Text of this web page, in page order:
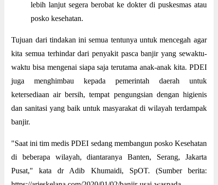
lebih lanjut segera berobat ke dokter di puskesmas atau
posko kesehatan.
Tujuan dari tindakan ini semua tentunya untuk mencegah agar
kita semua terhindar dari penyakit pasca banjir yang sewaktu-
waktu bisa mengenai siapa saja terutama anak-anak kita. PDEI
juga menghimbau kepada pemerintah daerah untuk
ketersediaan air bersih, tempat pengungsian dengan higienis
dan sanitasi yang baik untuk masyarakat di wilayah terdampak
banjir.
"Saat ini tim medis PDEI sedang membangun posko Kesehatan
di beberapa wilayah, diantaranya Banten, Serang, Jakarta
Pusat," kata dr Adib Khumaidi, SpOT. (Sumber berita: